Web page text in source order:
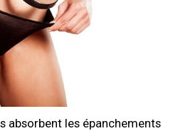
absorbent les épanchements